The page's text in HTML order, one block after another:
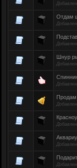
Отдам
Шнур
Продам